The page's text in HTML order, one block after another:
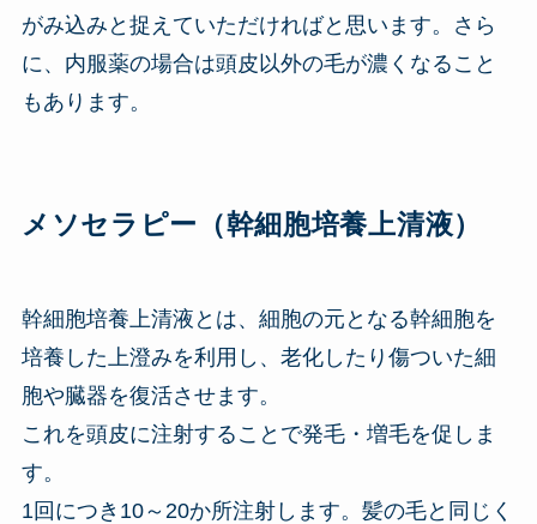
がみ込みと捉えていただければと思います。さら
に、内服薬の場合は頭皮以外の毛が濃くなること
もあります。
メソセラピー（幹細胞培養上清液）
幹細胞培養上清液とは、細胞の元となる幹細胞を
培養した上澄みを利用し、老化したり傷ついた細
胞や臓器を復活させます。
これを頭皮に注射することで発毛・増毛を促しま
す。
1回につき10～20か所注射します。髪の毛と同じく